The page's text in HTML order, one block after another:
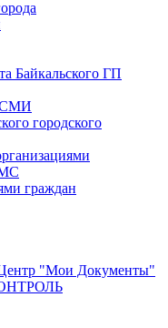
Байкальского ГП
СМИ
городского
граждан
"Мои Документы"